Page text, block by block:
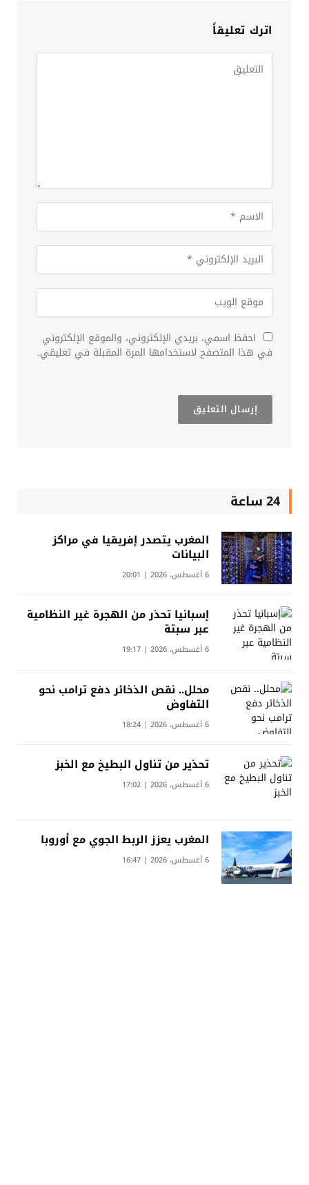
اترك تعليقاً
احفظ اسمي، بريدي الإلكتروني، والموقع الإلكتروني
في هذا المتصفح لاستخدامها المرة المقبلة في تعليقي.
24 ساعة
المغرب يتصدر إفريقيا في مراكز
البيانات
6 أغسطس، 2026 | 20:01
إسبانيا تحذر من الهجرة غير النظامية
عبر سبتة
6 أغسطس، 2026 | 19:17
محلل.. نقص الذخائر دفع ترامب نحو
التفاوض
6 أغسطس، 2026 | 18:24
تحذير من تناول البطيخ مع الخبز
6 أغسطس، 2026 | 17:02
المغرب يعزز الربط الجوي مع أوروبا
6 أغسطس، 2026 | 16:47